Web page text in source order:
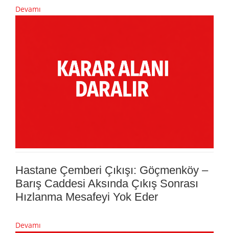
Devamı
Hastane Çemberi Çıkışı: Göçmenköy –
Barış Caddesi Aksında Çıkış Sonrası
Hızlanma Mesafeyi Yok Eder
Devamı